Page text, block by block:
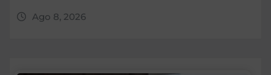
Ago 8, 2026